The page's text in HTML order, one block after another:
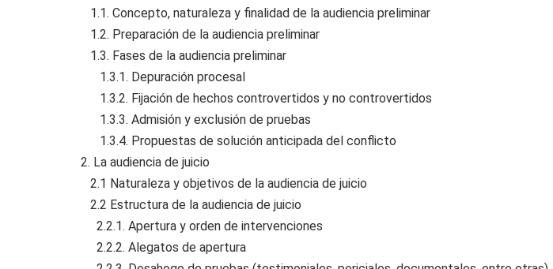
1.1. Concepto, naturaleza y finalidad de la audiencia preliminar
1.2. Preparación de la audiencia preliminar
1.3. Fases de la audiencia preliminar
1.3.1. Depuración procesal
1.3.2. Fijación de hechos controvertidos y no controvertidos
1.3.3. Admisión y exclusión de pruebas
1.3.4. Propuestas de solución anticipada del conflicto
2. La audiencia de juicio
2.1 Naturaleza y objetivos de la audiencia de juicio
2.2 Estructura de la audiencia de juicio
2.2.1. Apertura y orden de intervenciones
2.2.2. Alegatos de apertura